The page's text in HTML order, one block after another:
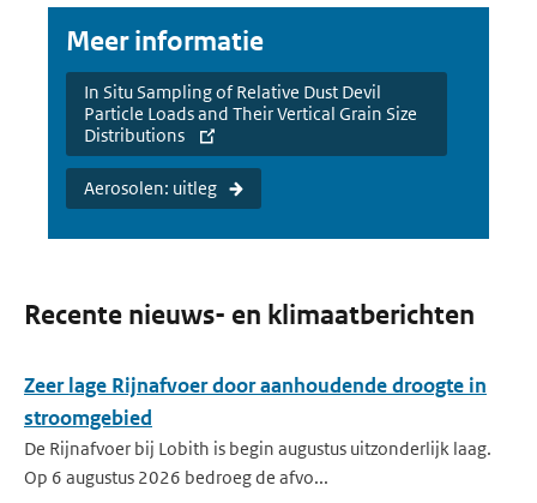
Meer informatie
In Situ Sampling of Relative Dust Devil
Particle Loads and Their Vertical Grain Size
Distributions
Aerosolen: uitleg
Recente nieuws- en klimaatberichten
Zeer lage Rijnafvoer door aanhoudende droogte in
stroomgebied
De Rijnafvoer bij Lobith is begin augustus uitzonderlijk laag.
Op 6 augustus 2026 bedroeg de afvo...